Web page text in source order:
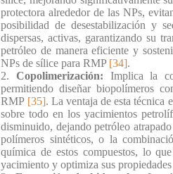
protectora alrededor de las NPs,
posibilidad de desestabilización y
dispersas, activas, garantizando su
petróleo de manera eficiente y
NPs de sílice para RMP [34].
2.Copolimerización: Implica la
permitiendo diseñar biopolímeros
RMP [35]. La ventaja de esta técnica
sobre todo en los yacimientos
disminuido, dejando petróleo
polímeros sintéticos, o la
química de estos compuestos, lo
yacimiento y optimiza sus